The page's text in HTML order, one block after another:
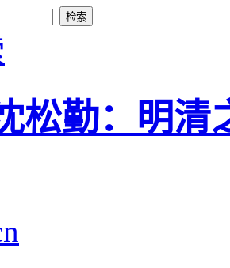
松勤：明清